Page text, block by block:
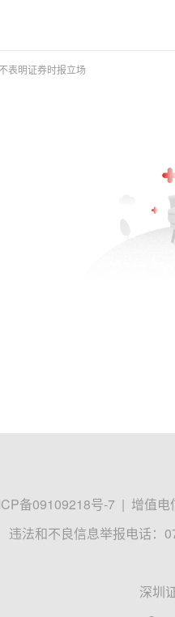
表明证券时报立场
备09109218号-7 | 增值电
违法和不良信息举报电话：
深圳